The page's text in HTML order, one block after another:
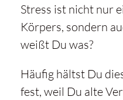
Stress ist nicht nur
Körpers, sondern
weißt Du was?
Häufig hältst Du
fest, weil Du alte